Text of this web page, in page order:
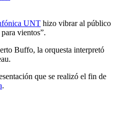
UNT hizo vibrar al público
vientos”.
Buffo, la orquesta interpretó
que se realizó el fin de
.